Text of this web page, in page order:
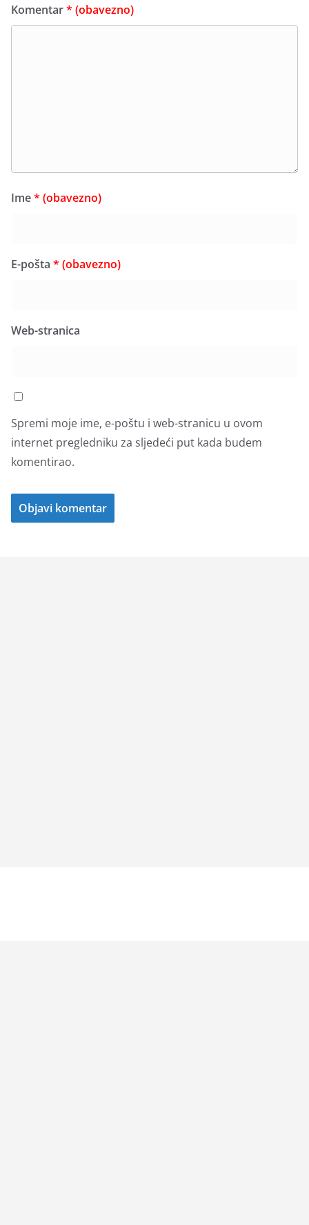
Komentar* (obavezno)
Ime* (obavezno)
E-pošta * (obavezno)
Web-stranica
Spremi moje ime, e-poštu i web-stranicu u ovom
internet pregledniku za sljedeći put kada budem
komentirao.